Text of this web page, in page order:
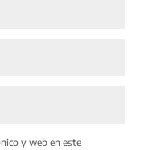
y web en este